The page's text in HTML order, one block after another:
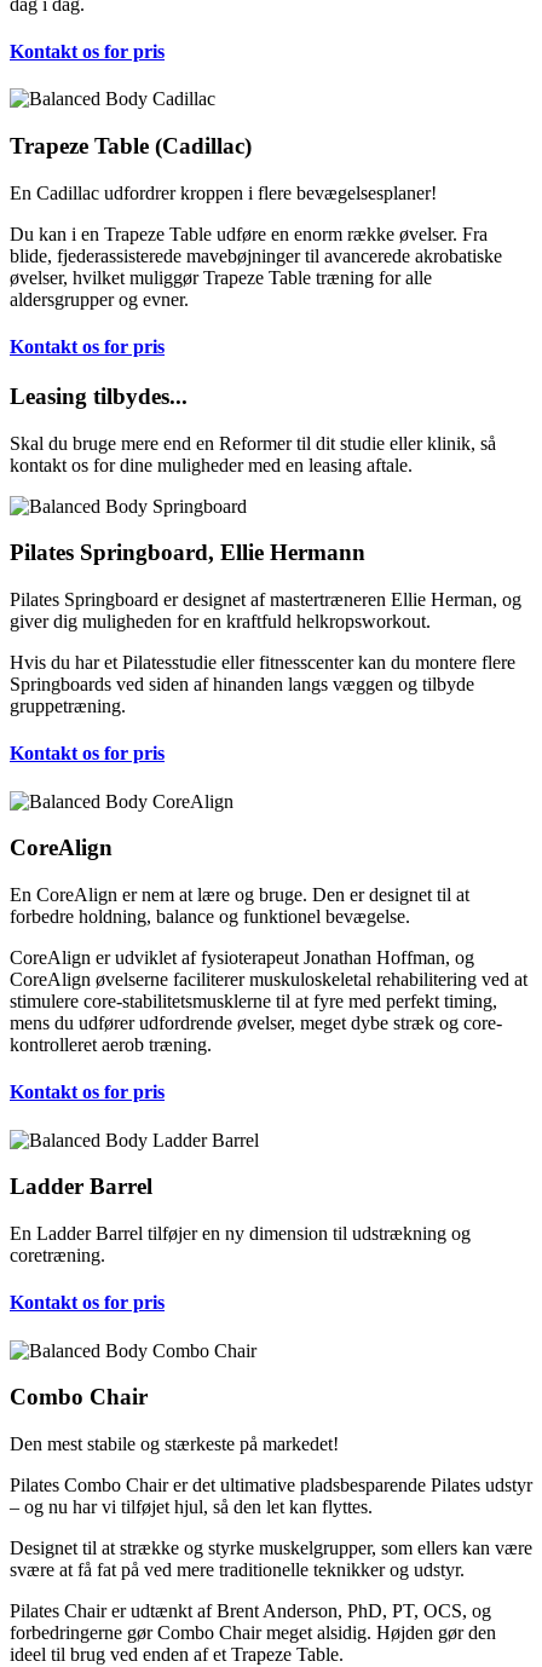
Kontakt os for pris
Trapeze Table (Cadillac)
En Cadillac udfordrer kroppen i flere bevægelsesplaner!
Du kan i en Trapeze Table udføre en enorm række øvelser. Fra
blide, fjederassisterede mavebøjninger til avancerede akrobatiske
øvelser, hvilket muliggør Trapeze Table træning for alle
aldersgrupper og evner.
Kontakt os for pris
Leasing tilbydes...
Skal du bruge mere end en Reformer til dit studie eller klinik, så
kontakt os for dine muligheder med en leasing aftale.
Pilates Springboard, Ellie Hermann
Pilates Springboard er designet af mastertræneren Ellie Herman, og
giver dig muligheden for en kraftfuld helkropsworkout.
Hvis du har et Pilatesstudie eller fitnesscenter kan du montere flere
Springboards ved siden af hinanden langs væggen og tilbyde
gruppetræning.
Kontakt os for pris
CoreAlign
En CoreAlign er nem at lære og bruge. Den er designet til at
forbedre holdning, balance og funktionel bevægelse.
CoreAlign er udviklet af fysioterapeut Jonathan Hoffman, og
CoreAlign øvelserne faciliterer muskuloskeletal rehabilitering ved at
stimulere core-stabilitetsmusklerne til at fyre med perfekt timing,
mens du udfører udfordrende øvelser, meget dybe stræk og core-
kontrolleret aerob træning.
Kontakt os for pris
Ladder Barrel
En Ladder Barrel tilføjer en ny dimension til udstrækning og
coretræning.
Kontakt os for pris
Combo Chair
Den mest stabile og stærkeste på markedet!
Pilates Combo Chair er det ultimative pladsbesparende Pilates udstyr
– og nu har vi tilføjet hjul, så den let kan flyttes.
Designet til at strække og styrke muskelgrupper, som ellers kan være
svære at få fat på ved mere traditionelle teknikker og udstyr.
Pilates Chair er udtænkt af Brent Anderson, PhD, PT, OCS, og
forbedringerne gør Combo Chair meget alsidig. Højden gør den
ideel til brug ved enden af et Trapeze Table.